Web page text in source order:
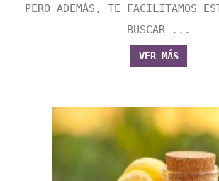
PERO ADEMÁS, TE FACILITAMOS
BUSCAR ...
VER MÁS